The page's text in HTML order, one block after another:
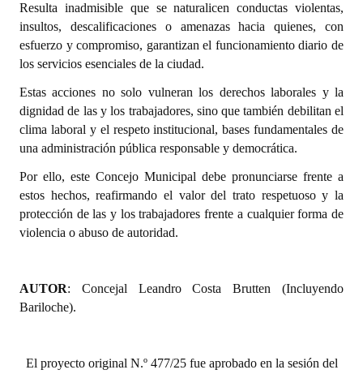
Declaraciones
Resoluciones
INSTITUCIONAL
Antiguos Pobladores
Noticias Destacadas
Registros y Distinciones
Premio al Mérito - Registro
Audiencias Públicas - Registro
Resulta inadmisible que se naturalicen conductas violentas,
insultos, descalificaciones o amenazas hacia quienes, con
esfuerzo y compromiso, garantizan el funcionamiento diario de
los servicios esenciales de la ciudad.
Estas acciones no solo vulneran los derechos laborales y la
dignidad de las y los trabajadores, sino que también debilitan el
clima laboral y el respeto institucional, bases fundamentales de
una administración pública responsable y democrática.
Por ello, este Concejo Municipal debe pronunciarse frente a
estos hechos, reafirmando el valor del trato respetuoso y la
protección de las y los trabajadores frente a cualquier forma de
violencia o abuso de autoridad.
AUTOR: Concejal Leandro Costa Brutten (Incluyendo
Bariloche).
El proyecto original N.º 477/25 fue aprobado en la sesión del